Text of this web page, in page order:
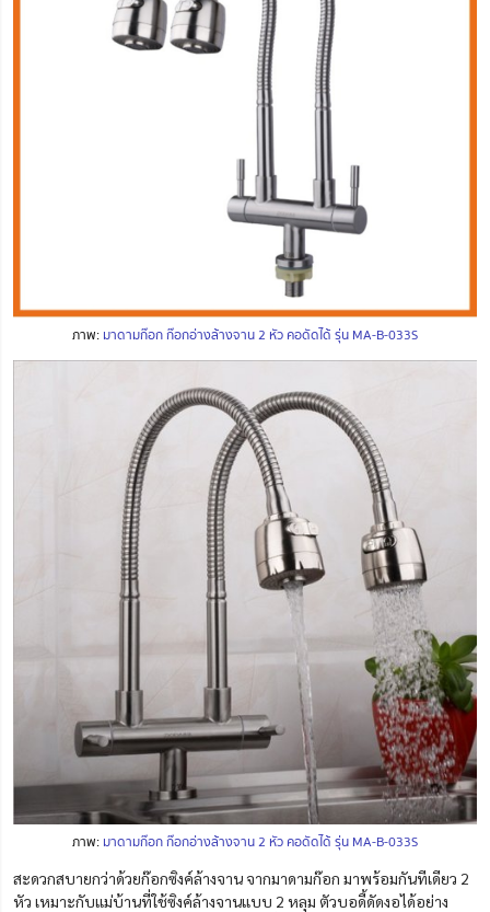
ภาพ: มาดามก๊อก ก๊อกอ่างล้างจาน 2 หัว คอดัดได้ รุ่น MA-B-033S
ภาพ: มาดามก๊อก ก๊อกอ่างล้างจาน 2 หัว คอดัดได้ รุ่น MA-B-033S
สะดวกสบายกว่าด้วยก๊อกซิงค์ล้างจาน จากมาดามก๊อก มาพร้อมกันทีเดียว 2
หัว เหมาะกับแม่บ้านที่ใช้ซิงค์ล้างจานแบบ 2 หลุม ตัวบอดี้ดัดงอได้อย่าง